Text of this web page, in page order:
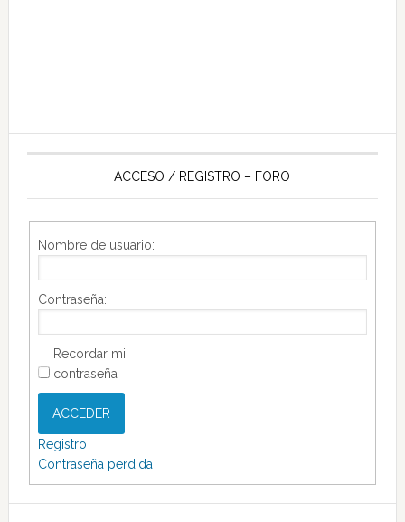
ACCESO / REGISTRO – FORO
Nombre de usuario:
Contraseña:
Recordar mi
contraseña
ACCEDER
Registro
Contraseña perdida